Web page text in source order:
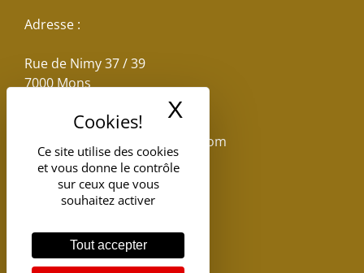
Ce site utilise des cookies
et vous donne le contrôle
sur ceux que vous
souhaitez activer
Tout accepter
X
Adresse :
Rue de Nimy 37 / 39
7000 Mons
reservations.losseau@gmail.com
Tel: +32(0)65.398.880